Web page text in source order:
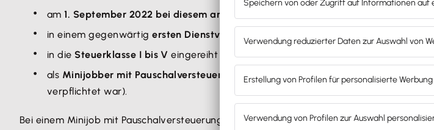
am1. September 2022 bei diesem angestellt
in einem gegenwärtigersten Dienstverhältnis
standen und
in dieSteuerklasse I bis V eingereiht waren oder
als Minijobber mit Pauschalversteuerung
nach § 40a Abs. 2 EstG arbeiteten
verpflichtet war).
Bei einem Minijob mit Pauschalversteuerung musstenMinijobber ihrem Arbeitgeber